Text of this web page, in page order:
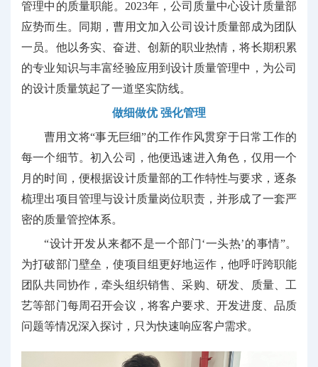
管理中的质量职能。2023年，公司质量中心设计质量部
应势而生。同期，曹用文加入公司设计质量部成为团队
一员。他以务实、奋进、创新的职业热情，将长期积累
的专业知识与丰富经验应用到设计质量管理中，为公司
的设计质量筑起了一道坚实防线。
做细做优强化管理
曹用文将“事无巨细”的工作作风贯穿于日常工作的
每一个细节。初入公司，他便迅速进入角色，仅用一个
月的时间，便根据设计质量部的工作特性与要求，逐条
梳理出项目管理与设计质量岗位职责，并形成了一套严
密的质量管控体系。
“设计开发从来都不是一个部门‘一头热’的事情”。
为打破部门壁垒，使项目组更好地运作，他呼吁跨职能
团队共同协作，牵头组织销售、采购、研发、质量、工
艺等部门每周召开会议，将客户要求、开发进度、品质
问题等情况深入探讨，只为快速响应客户需求。